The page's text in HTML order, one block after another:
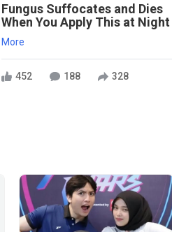
Fungus Suffocates and Dies
When You Apply This at Night
More
452 188 328